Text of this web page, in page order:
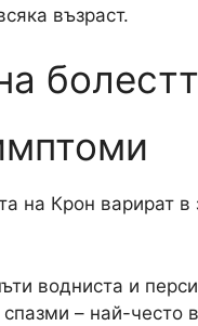
възраст.​
на Крон варират
водниста и
– най-често